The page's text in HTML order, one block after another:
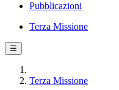
Pubblicazioni
Terza Missione
☰
Terza Missione